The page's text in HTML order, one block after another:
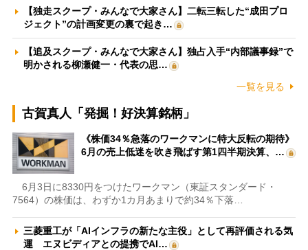
【独走スクープ・みんなで大家さん】二転三転した“成田プロ
ジェクト”の計画変更の裏で起き…
【追及スクープ・みんなで大家さん】独占入手“内部議事録”で
明かされる柳瀬健一・代表の思…
一覧を見る
古賀真人「発掘！好決算銘柄」
《株価34％急落のワークマンに特大反転の期待》
6月の売上低迷を吹き飛ばす第1四半期決算、…
6月3日に8330円をつけたワークマン（東証スタンダード・
7564）の株価は、わずか1カ月あまりで約34％下落…
三菱重工が「AIインフラの新たな主役」として再評価される気
運 エヌビディアとの提携でAI…